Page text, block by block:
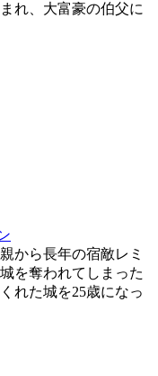
れ、大富豪の伯父に
から長年の宿敵レミ
を奪われてしまった
れた城を25歳になっ